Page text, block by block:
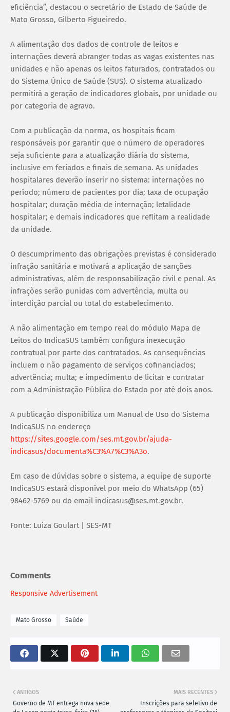
eficiência”, destacou o secretário de Estado de Saúde de
Mato Grosso, Gilberto Figueiredo.
A alimentação dos dados de controle de leitos e
internações deverá abranger todas as vagas existentes nas
unidades e não apenas os leitos faturados, contratados ou
do Sistema Único de Saúde (SUS). O sistema atualizado
permitirá a geração de indicadores globais, por unidade ou
por categoria de agravo.
Com a publicação da norma, os hospitais ficam
responsáveis por garantir que o número de operadores
seja suficiente para a atualização diária do sistema,
inclusive em feriados e finais de semana. As unidades
hospitalares deverão inserir no sistema: internações no
período; número de pacientes por dia; taxa de ocupação
hospitalar; duração média de internação; letalidade
hospitalar; e demais indicadores que reflitam a realidade
da unidade.
O descumprimento das obrigações previstas é considerado
infração sanitária e motivará a aplicação de sanções
administrativas, além de responsabilização civil e penal. As
infrações serão punidas com advertência, multa ou
interdição parcial ou total do estabelecimento.
A não alimentação em tempo real do módulo Mapa de
Leitos do IndicaSUS também configura inexecução
contratual por parte dos contratados. As consequências
incluem o não pagamento de serviços cofinanciados;
advertência; multa; e impedimento de licitar e contratar
com a Administração Pública do Estado por até dois anos.
A publicação disponibiliza um Manual de Uso do Sistema
IndicaSUS no endereço
https://sites.google.com/ses.mt.gov.br/ajuda-
indicasus/documenta%C3%A7%C3%A3o.
Em caso de dúvidas sobre o sistema, a equipe de suporte
IndicaSUS estará disponível por meio do WhatsApp (65)
98462-5769 ou do email indicasus@ses.mt.gov.br.
Fonte: Luiza Goulart | SES-MT
Comments
Responsive Advertisement
Mato Grosso Saúde
MAIS RECENTES
Inscrições para seletivo de
ANTIGOS
Governo de MT entrega nova sede